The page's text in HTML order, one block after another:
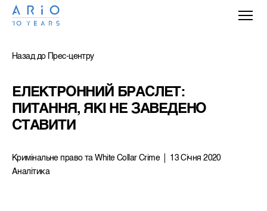
Назад до Прес-центру
ЕЛЕКТРОННИЙ БРАСЛЕТ:
ПИТАННЯ, ЯКІ НЕ ЗАВЕДЕНО
СТАВИТИ
Аналітика
Кримiнальне право та White Collar Crime 13 Січня 2020